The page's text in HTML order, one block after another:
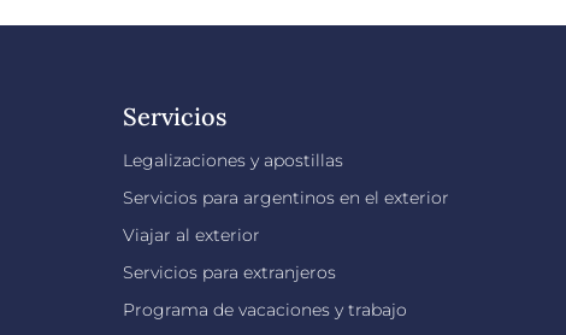
Servicios
Legalizaciones y apostillas
Servicios para argentinos en el exterior
Viajar al exterior
Servicios para extranjeros
Programa de vacaciones y trabajo